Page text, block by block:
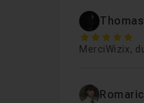
5
MerciWizix,